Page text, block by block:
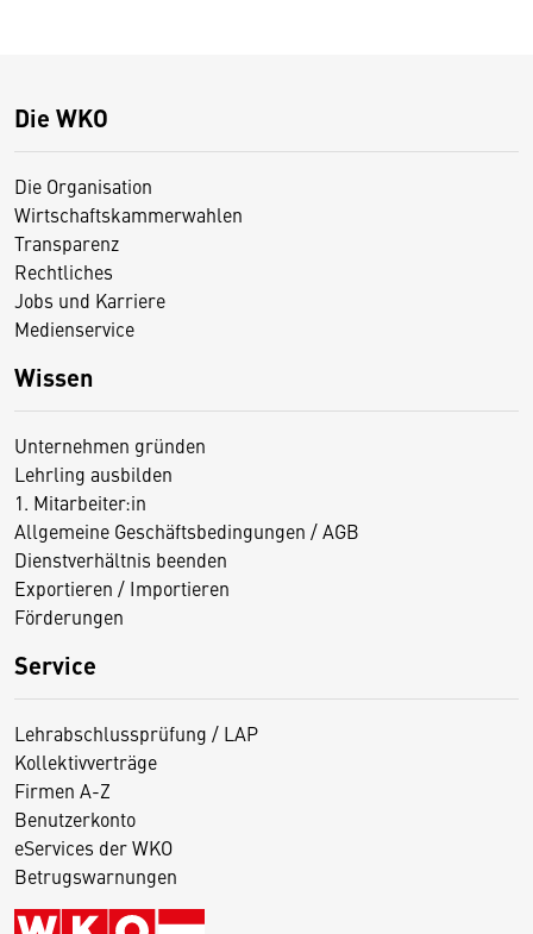
Die WKO
Die Organisation
Wirtschaftskammerwahlen
Transparenz
Rechtliches
Jobs und Karriere
Medienservice
Wissen
Unternehmen gründen
Lehrling ausbilden
1. Mitarbeiter:in
Allgemeine Geschäftsbedingungen / AGB
Dienstverhältnis beenden
Exportieren / Importieren
Förderungen
Service
Lehrabschlussprüfung / LAP
Kollektivverträge
Firmen A-Z
Benutzerkonto
eServices der WKO
Betrugswarnungen